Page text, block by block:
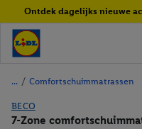
Ontdek dagelijks nieuwe
/ Comfortschuimmatrassen
BECO
7-Zone